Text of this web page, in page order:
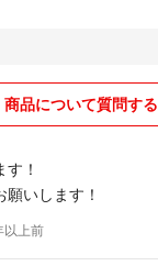
商品について質問する
！
いします！
以上前